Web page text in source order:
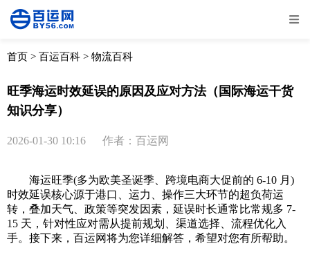
全部 物流资讯
首页 > 百运百科 > 物流百科
旺季海运时效延误的原因及应对方法（国际海运干货
知识分享）
2026-01-30 10:16 作者：百运网
海运旺季(多为欧美圣诞季、跨境电商大促前的 6-10 月)
时效延误核心源于港口、运力、操作三大环节的超负荷运
转，叠加天气、政策等突发因素，延误时长通常比常规多 7-
15 天，针对性应对需从提前规划、渠道选择、流程优化入
手。接下来，百运网将为您详细解答，希望对您有所帮助。